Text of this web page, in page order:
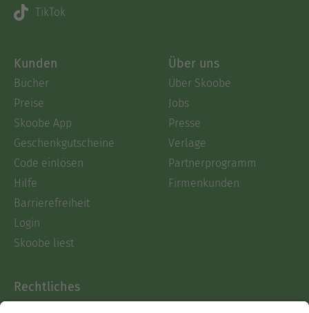
TikTok
Kunden
Bücher
Preise
Skoobe App
Geschenkgutscheine
Code einlösen
Hilfe
Barrierefreiheit
Login
Skoobe liest
Über uns
Über Skoobe
Jobs
Presse
Verlage
Partnerprogramm
Firmenkunden
Rechtliches